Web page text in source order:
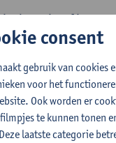
the series of
Dimensional Integrable
2023 at the University
only"event, i.e., there
(conference,
consent
gebruik van cookies
voor het
Ook worden er
te kunnen tonen
laatste categorie